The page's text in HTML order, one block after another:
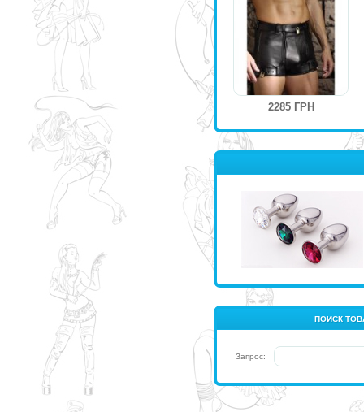
2285 ГРН
ПОИСК
Запрос: